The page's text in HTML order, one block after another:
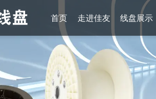
首页 走进佳友
荣誉证书
实景掠影
线盘展示
PC系列金
PN系列机
PL系列包
PLP系列